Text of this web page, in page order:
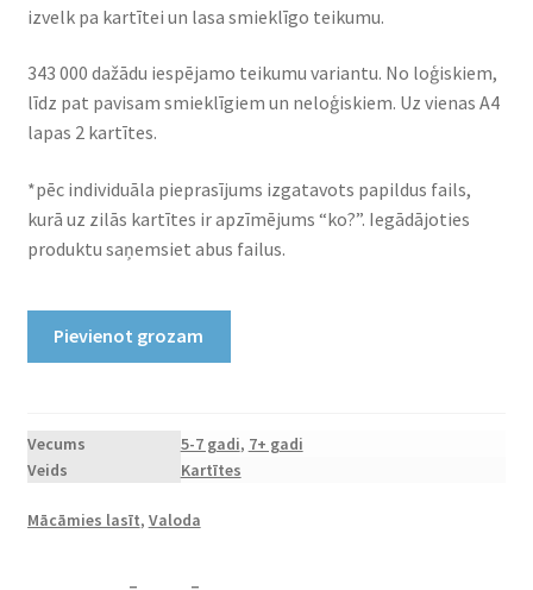
izvelk pa kartītei un lasa smieklīgo teikumu.
343 000 dažādu iespējamo teikumu variantu. No loģiskiem,
līdz pat pavisam smieklīgiem un neloģiskiem. Uz vienas A4
lapas 2 kartītes.
*pēc individuāla pieprasījums izgatavots papildus fails,
kurā uz zilās kartītes ir apzīmējums “ko?”. Iegādājoties
produktu saņemsiet abus failus.
daudzums
Pievienot grozam
Vecums 5-7 gadi, 7+ gadi
Veids
Kartītes
Mācāmies lasīt, Valoda